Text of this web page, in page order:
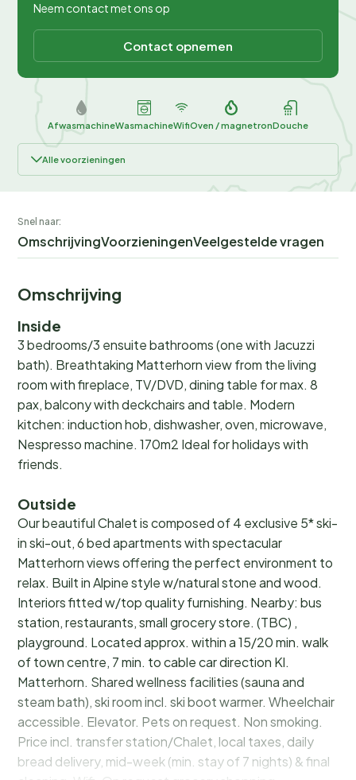
Neem contact met ons op
Contact opnemen
AfwasmachineWasmachineWifiOven / magnetronDouche
Alle voorzieningen
Snel naar:
OmschrijvingVoorzieningenVeelgestelde vragen
Omschrijving
Inside
3 bedrooms/3 ensuite bathrooms (one with Jacuzzi
bath). Breathtaking Matterhorn view from the living
room with fireplace, TV/DVD, dining table for max. 8
pax, balcony with deckchairs and table. Modern
kitchen: induction hob, dishwasher, oven, microwave,
Nespresso machine. 170m2 Ideal for holidays with
friends.
Outside
Our beautiful Chalet is composed of 4 exclusive 5* ski-
in ski-out, 6 bed apartments with spectacular
Matterhorn views offering the perfect environment to
relax. Built in Alpine style w/natural stone and wood.
Interiors fitted w/top quality furnishing. Nearby: bus
station, restaurants, small grocery store. (TBC) ,
playground. Located approx. within a 15/20 min. walk
of town centre, 7 min. to cable car direction Kl.
Matterhorn. Shared wellness facilities (sauna and
steam bath), ski room incl. ski boot warmer. Wheelchair
accessible. Elevator. Pets on request. Non smoking.
Price incl. transfer station/Chalet, local taxes, daily
bread delivery, mid-week (min. stay of 7 nights) & final